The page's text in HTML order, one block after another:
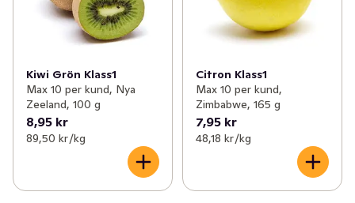
Kiwi Grön Klass1
Max 10 per kund, Nya
Zeeland, 100 g
8,95 kr
89,50 kr /kg
Citron Klass1
Max 10 per kund,
Zimbabwe, 165 g
7,95 kr
48,18 kr /kg